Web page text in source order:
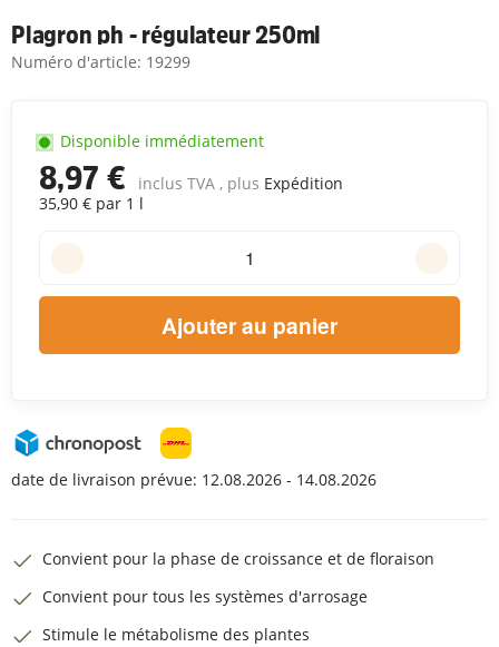
Plagron ph - régulateur 250ml
Numéro d'article: 19299
8,97 € inclus TVA , plus Expédition
35,90 € par 1 l
Disponible immédiatement
Ajouter au panier
date de livraison prévue: 12.08.2026 - 14.08.2026
Convient pour la phase de croissance et de floraison
Convient pour tous les systèmes d'arrosage
Stimule le métabolisme des plantes